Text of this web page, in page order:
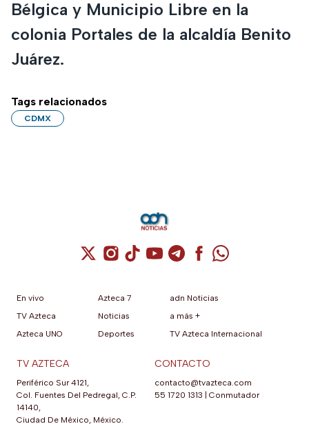
Bélgica y Municipio Libre en la
colonia Portales de la alcaldía Benito
Juárez.
Tags relacionados
CDMX
Cuenta de X / Twitter (se abre en una
Cuenta de Instagram (se abre en una
Cuenta de TikTok (se abre en
Cuenta de YouTube (se abre
Cuenta de Telegram (se
Cuenta de
Cuenta de
En vivo
TV Azteca
Azteca UNO
Azteca 7
Noticias
Deportes
adn Noticias
a más +
TV Azteca Internacional
TV AZTECA
Periférico Sur 4121,
Col. Fuentes Del Pedregal, C.P.
14140,
Ciudad De México, México.
CONTACTO
contacto@tvazteca.com
55 1720 1313 | Conmutador